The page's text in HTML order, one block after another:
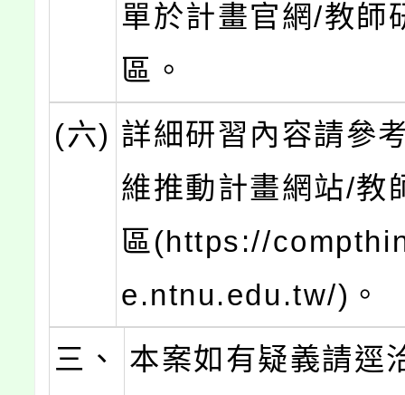
單於計畫官網/教師
區。
(六) 詳細研習內容請參
維推動計畫網站/教
區(https://
e.ntnu.edu.tw/)。
三、
本案如有疑義請逕